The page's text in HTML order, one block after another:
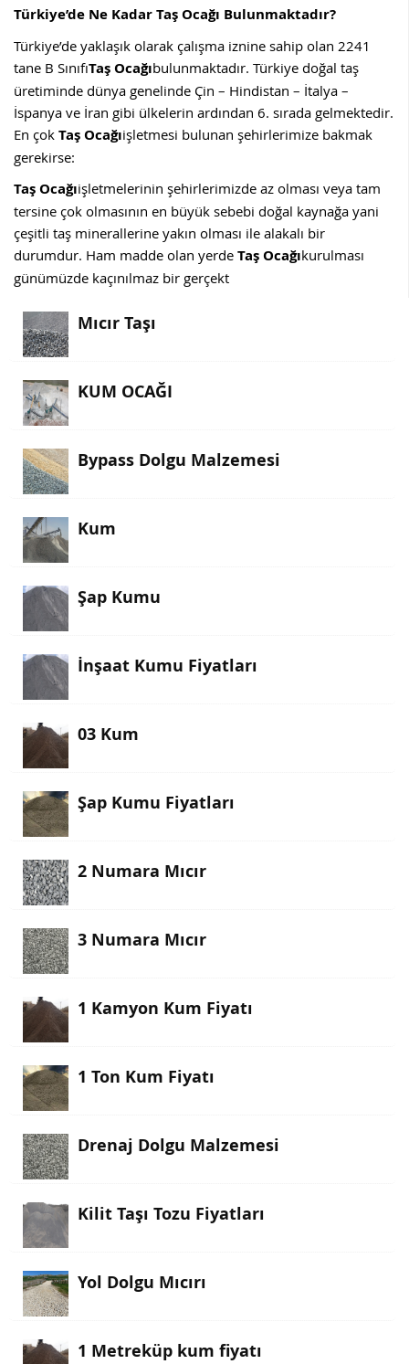
Türkiye’de Ne Kadar Taş Ocağı Bulunmaktadır?
Türkiye’de yaklaşık olarak çalışma iznine sahip olan 2241
tane B SınıfıTaş Ocağıbulunmaktadır. Türkiye doğal taş
üretiminde dünya genelinde Çin – Hindistan – İtalya –
İspanya ve İran gibi ülkelerin ardından 6. sırada gelmektedir.
En çok Taş Ocağıişletmesi bulunan şehirlerimize bakmak
gerekirse:
Taş Ocağıişletmelerinin şehirlerimizde az olması veya tam
tersine çok olmasının en büyük sebebi doğal kaynağa yani
çeşitli taş minerallerine yakın olması ile alakalı bir
durumdur. Ham madde olan yerde Taş Ocağıkurulması
günümüzde kaçınılmaz bir gerçekt
Mıcır Taşı
KUM OCAĞI
Bypass Dolgu Malzemesi
Kum
Şap Kumu
İnşaat Kumu Fiyatları
03 Kum
Şap Kumu Fiyatları
2 Numara Mıcır
3 Numara Mıcır
1 Kamyon Kum Fiyatı
1 Ton Kum Fiyatı
Drenaj Dolgu Malzemesi
Kilit Taşı Tozu Fiyatları
Yol Dolgu Mıcırı
1 Metreküp kum fiyatı